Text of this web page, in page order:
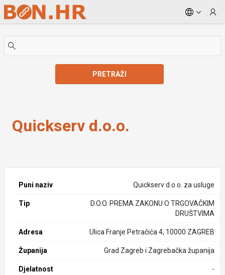
Skip to Main Content
PRETRAŽI
Quickserv d.o.o.
Puni naziv Quickserv d.o.o. za usluge
Tip
D.O.O. PREMA ZAKONU O TRGOVAČKIM
DRUŠTVIMA
Adresa Ulica Franje Petračića 4, 10000 ZAGREB
Županija Grad Zagreb i Zagrebačka županija
Djelatnost -